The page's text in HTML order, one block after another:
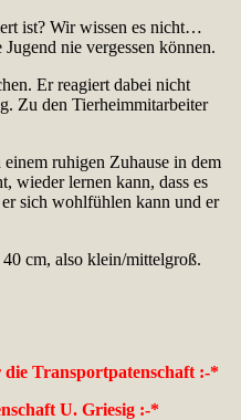
ist? Wir wissen es nicht…
nie vergessen können.
Er reagiert dabei nicht
Zu den Tierheimmitarbeiter
ruhigen Zuhause in dem
wieder lernen kann, dass es
sich wohlfühlen kann und er
cm, also klein/mittelgroß.
Transportpatenschaft :-*
U. Griesig :-*